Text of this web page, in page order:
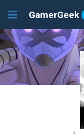
GamerGeek